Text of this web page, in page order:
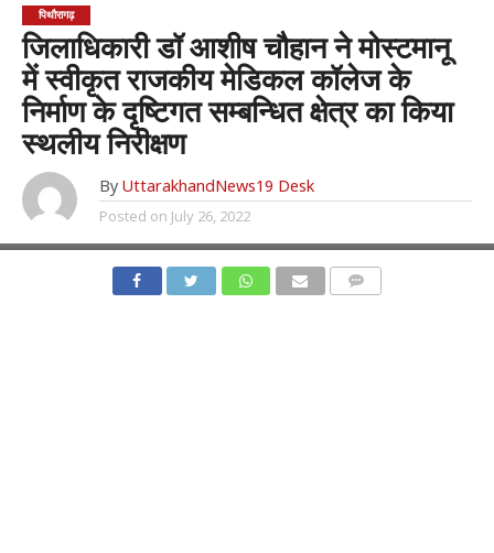
पिथौरागढ़
जिलाधिकारी डॉ आशीष चौहान ने मोस्टमानू
में स्वीकृत राजकीय मेडिकल कॉलेज के
निर्माण के दृष्टिगत सम्बन्धित क्षेत्र का किया
स्थलीय निरीक्षण
By UttarakhandNews19 Desk
Posted on July 26, 2022